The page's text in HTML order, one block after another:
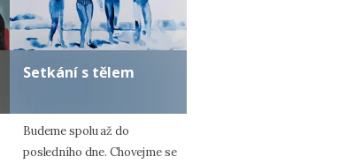
Setkání s tělem
Budeme spolu až do
posledního dne. Chovejme se